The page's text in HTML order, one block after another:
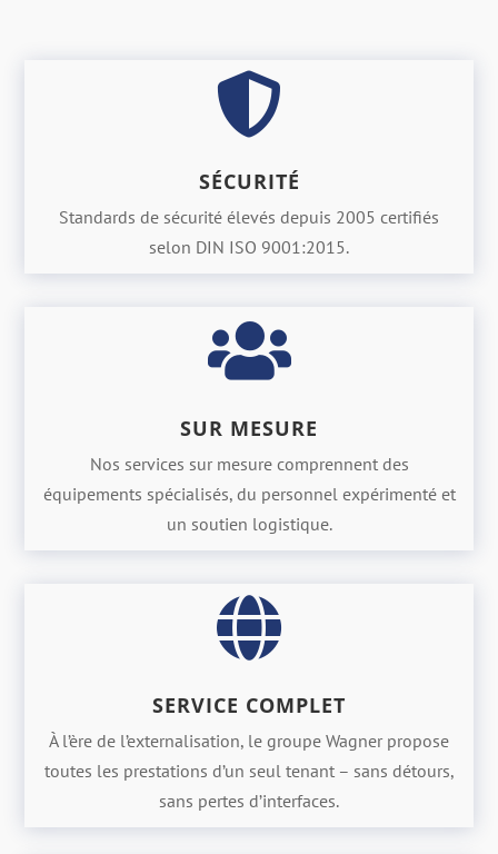

SÉCURITÉ
Standards de sécurité élevés depuis 2005 certifiés
selon DIN ISO 9001:2015.

SUR MESURE
Nos services sur mesure comprennent des
équipements spécialisés, du personnel expérimenté et
un soutien logistique.

SERVICE COMPLET
À l’ère de l’externalisation, le groupe Wagner propose
toutes les prestations d’un seul tenant – sans détours,
sans pertes d’interfaces.